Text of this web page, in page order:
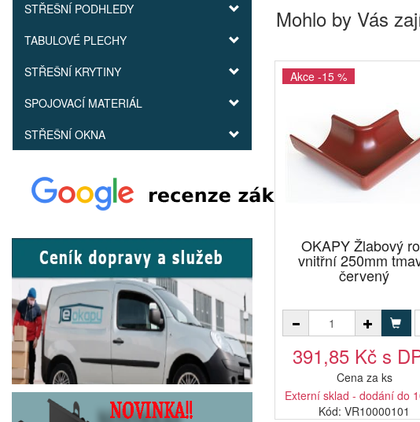
STŘEŠNÍ PODHLEDY
TABULOVÉ PLECHY
STŘEŠNÍ KRYTINY
SPOJOVACÍ MATERIÁL
STŘEŠNÍ OKNA
Mohlo by Vás
Akce -15 %
OKAPY Žlabový
vnitřní 250mm
červený
391,85 Kč s
Cena za ks
Externí sklad - dodání do
Kód: VR10000101